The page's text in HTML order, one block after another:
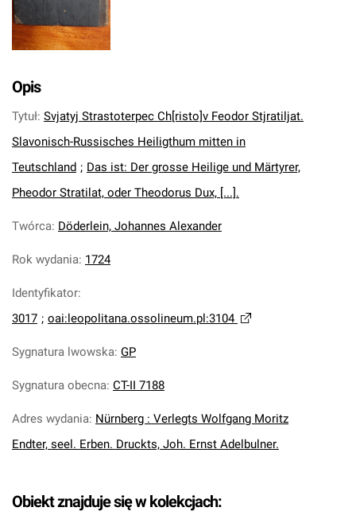
Opis
Tytuł: Svjatyj Strastoterpec Ch[risto]v Feodor Stjratiljat.
Slavonisch-Russisches Heiligthum mitten in
Teutschland ; Das ist: Der grosse Heilige und Märtyrer,
Pheodor Stratilat, oder Theodorus Dux, [...].
Twórca: Döderlein, Johannes Alexander
Rok wydania: 1724
Identyfikator:
3017 ; oai:leopolitana.ossolineum.pl:3104
Sygnatura lwowska: GP
Sygnatura obecna: CT-II 7188
Adres wydania: Nürnberg : Verlegts Wolfgang Moritz
Endter, seel. Erben. Druckts, Joh. Ernst Adelbulner.
Obiekt znajduje się w kolekcjach: